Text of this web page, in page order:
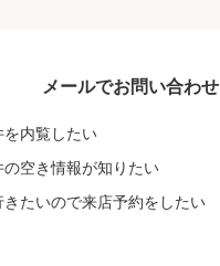
メールでお問い合わせ
を内覧したい
の空き情報が知りたい
きたいので来店予約をしたい